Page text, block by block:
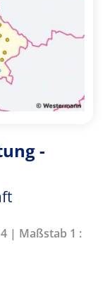
-
| Maßstab 1 :